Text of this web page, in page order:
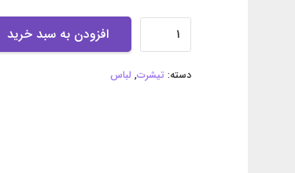
شلوار
عدد
افزودن به سبد خرید
دسته: تیشرت, لباس